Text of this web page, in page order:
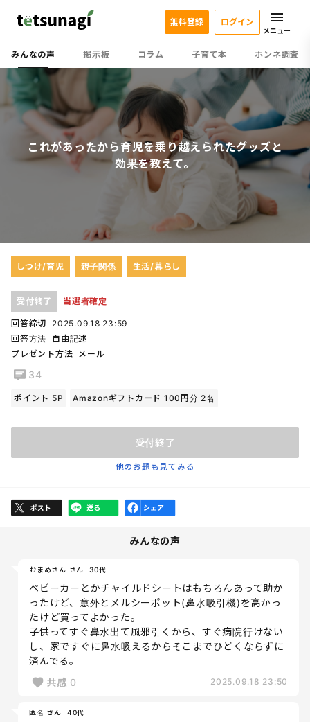
みんなの声 掲示板 コラム 子育て本 ホンネ調査
無料登録 ログイン
メニュー
これがあったから育児を乗り越えられたグッズと
効果を教えて。
しつけ/育児 親子関係 生活/暮らし
受付終了 当選者確定
回答締切
2025.09.18 23:59
回答方法
自由記述
プレゼント方法
メール
34
ポイント 5P Amazonギフトカード 100円分 2名
受付終了
他のお題も見てみる
みんなの声
おまめさん さん 30代
ベビーカーとかチャイルドシートはもちろんあって助か
ったけど、意外とメルシーポット(鼻水吸引機)を高かっ
たけど買ってよかった。
子供ってすぐ鼻水出て風邪引くから、すぐ病院行けない
し、家ですぐに鼻水吸えるからそこまでひどくならずに
済んでる。
共感 0 2025.09.18 23:50
匿名 さん 40代